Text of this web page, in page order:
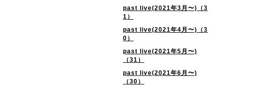
past live(2021年3月〜)（3
1）
past live(2021年4月〜)（3
0）
past live(2021年5月〜)
（31）
past live(2021年6月〜)
（30）